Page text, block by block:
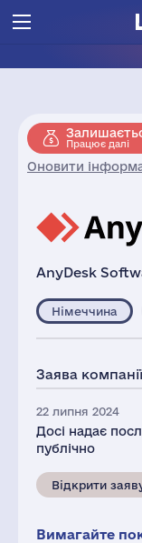
Працює далі
Оновити
AnyDesk
Німеччина
Заява компанії
22 липня 2024
Досі надає
публічно
Відкрити
Вимагайте